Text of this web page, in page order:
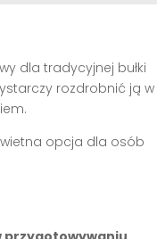
dla tradycyjnej bułki
rozdrobnić ją w
opcja dla osób